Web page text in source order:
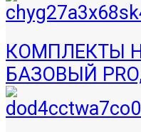
КОМПЛЕКТЫ
БАЗОВЫЙ